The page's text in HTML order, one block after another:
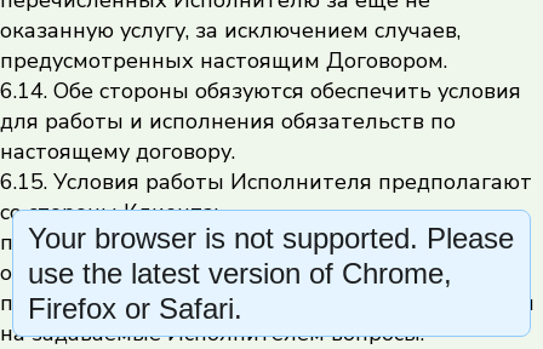
оказанную услугу, за исключением случаев,
предусмотренных настоящим Договором.
6.14. Обе стороны обязуются обеспечить условия
для работы и исполнения обязательств по
настоящему договору.
6.15. Условия работы Исполнителя предполагают
со стороны Клиента:
подробное, детальное описание ситуации,
обстоятельств, своего состояния, ощущений,
переживаний; ясные, прямые и искренние ответы
на задаваемые Исполнителем вопросы.
Your browser is not supported. Please
use the latest version of Chrome,
Firefox or Safari.